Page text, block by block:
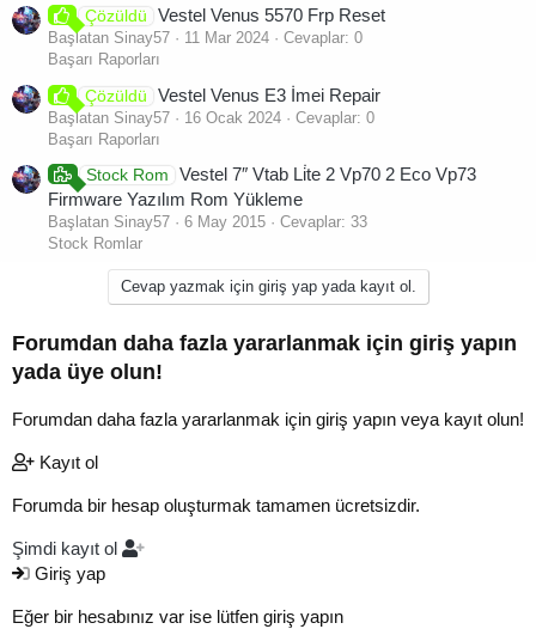
Çözüldü Vestel Venus 5570 Frp Reset
Başlatan Sinay57 11 Mar 2024
Cevaplar: 0
Başarı Raporları
Çözüldü Vestel Venus E3 İmei Repair
Başlatan Sinay57 16 Ocak 2024
Cevaplar: 0
Başarı Raporları
Stock Rom
Vestel 7″ Vtab Li̇te 2 Vp70 2 Eco Vp73
Firmware Yazılım Rom Yükleme
Başlatan Sinay57 6 May 2015
Cevaplar: 33
Stock Romlar
Cevap yazmak için giriş yap yada kayıt ol.
Forumdan daha fazla yararlanmak için giriş yapın
yada üye olun!
Forumdan daha fazla yararlanmak için giriş yapın veya kayıt olun!
Kayıt ol
Forumda bir hesap oluşturmak tamamen ücretsizdir.
Şimdi kayıt ol
Giriş yap
Eğer bir hesabınız var ise lütfen giriş yapın